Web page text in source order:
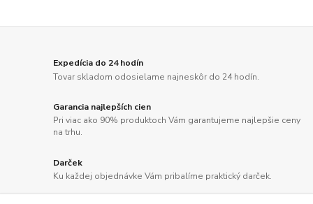
Expedícia do 24 hodín
Tovar skladom odosielame najneskôr do 24 hodín.
Garancia najlepších cien
Pri viac ako 90% produktoch Vám garantujeme najlepšie ceny
na trhu.
Darček
Ku každej objednávke Vám pribalíme praktický darček.